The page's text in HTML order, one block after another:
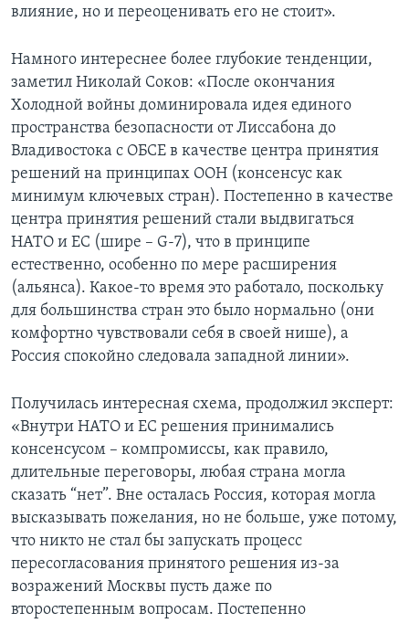
влияние, но и переоценивать его не стоит».
Намного интереснее более глубокие тенденции,
заметил Николай Соков: «После окончания
Холодной войны доминировала идея единого
пространства безопасности от Лиссабона до
Владивостока с ОБСЕ в качестве центра принятия
решений на принципах ООН (консенсус как
минимум ключевых стран). Постепенно в качестве
центра принятия решений стали выдвигаться
НАТО и ЕС (шире – G-7), что в принципе
естественно, особенно по мере расширения
(альянса). Какое-то время это работало, поскольку
для большинства стран это было нормально (они
комфортно чувствовали себя в своей нише), а
Россия спокойно следовала западной линии».
Получилась интересная схема, продолжил эксперт:
«Внутри НАТО и ЕС решения принимались
консенсусом – компромиссы, как правило,
длительные переговоры, любая страна могла
сказать “нет”. Вне осталась Россия, которая могла
высказывать пожелания, но не больше, уже потому,
что никто не стал бы запускать процесс
пересогласования принятого решения из-за
возражений Москвы пусть даже по
второстепенным вопросам. Постепенно